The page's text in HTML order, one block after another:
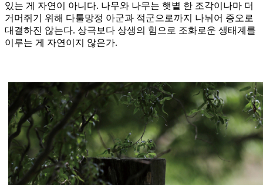
있는 게 자연이 아니다. 나무와 나무는 햇볕 한 조각이나마 더
거머쥐기 위해 다툴망정 아군과 적군으로까지 나뉘어 증오로
대결하진 않는다. 상극보다 상생의 힘으로 조화로운 생태계를
이루는 게 자연이지 않은가.